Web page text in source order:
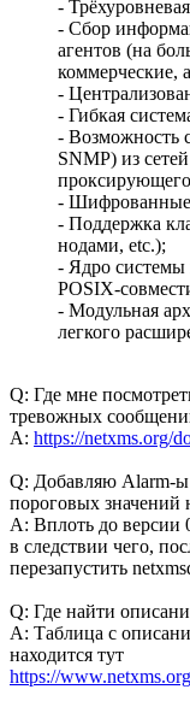
-
- Сбор
агентов (на
коммерческие,
-
- Гибкая
- Возможность
SNMP) из
проксирующего
-
- Поддержка
нодами, etc.);
- Ядро
POSIX-
- Модульная
легкого
Q: Где мне
тревожных
A: https://netxms.org/
Q: Добавляю Alarm-
пороговых значений
A: Вплоть до версии
в следствии чего,
перезапустить
Q: Где найти
A: Таблица с
находится тут
https://